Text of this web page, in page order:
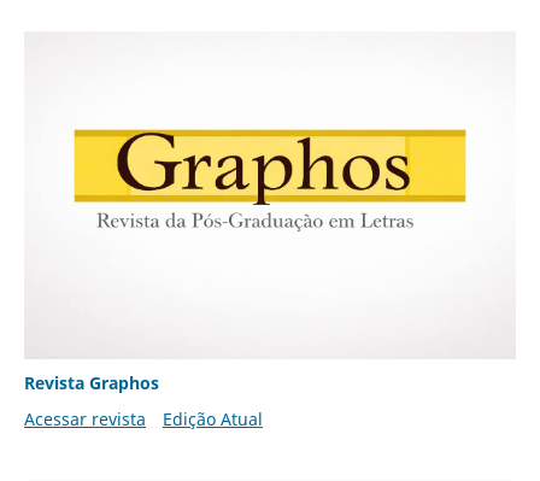
Revista Graphos
Acessar revista
Edição Atual